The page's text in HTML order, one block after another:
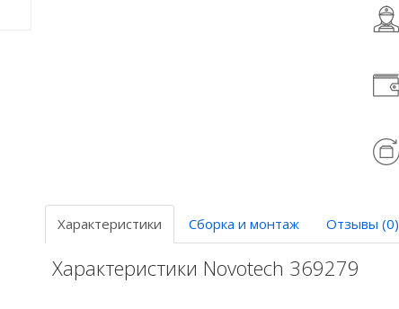
Характеристики Сборка и монтаж Отзывы (0)
Характеристики Novotech 369279